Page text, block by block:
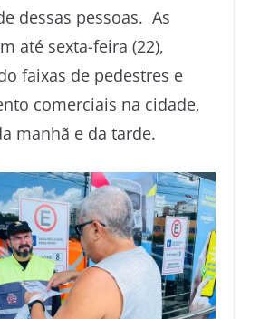
dessas pessoas. As
até sexta-feira (22),
faixas de pedestres e
comerciais na cidade,
manhã e da tarde.